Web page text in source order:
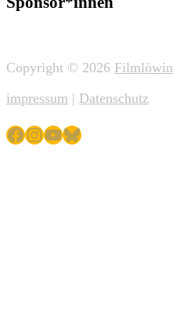
Copyright © 2026 Filmlöwin
impressum | Datenschutz
Facebook
Instagram
YouTube
Bluesky